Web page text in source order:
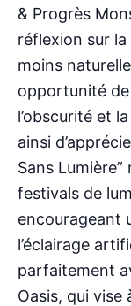
& Progrès
réflexion sur
moins
opportunité
l’obscurité et
ainsi
Sans
festivals de
encourageant
l’éclairage
parfaitement
Oasis, qui vise